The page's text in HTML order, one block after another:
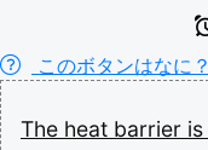
このボタンはなに？
The heat barrier is